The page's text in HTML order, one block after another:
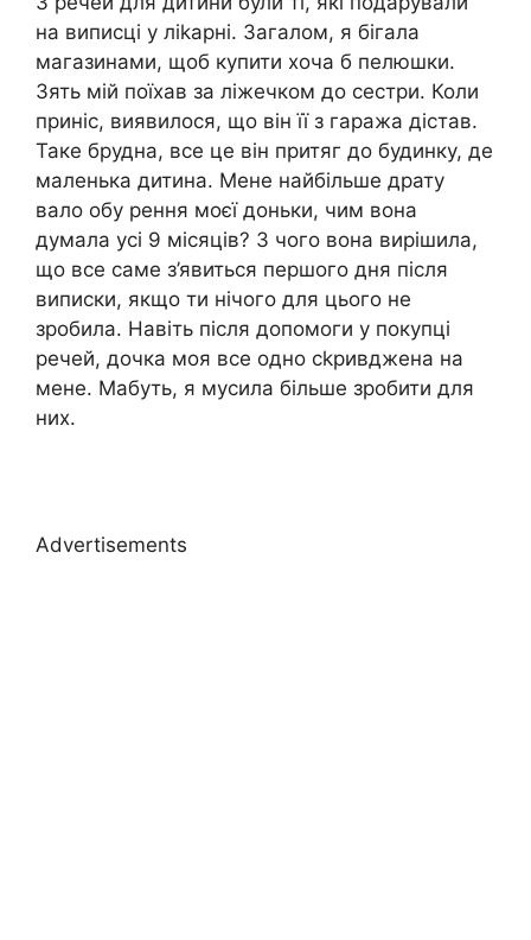
на виписці у ліkарні. Загалом, я бігала
магазинами, щоб купити хоча б пелюшки.
Зять мій поїхав за ліжечком до сестри. Коли
приніс, виявилося, що він її з гаража дістав.
Таке брудна, все це він притяг до будинку, де
маленька дитина. Мене найбільше драту
вало обу рення моєї доньки, чим вона
думала усі 9 місяців? З чого вона вирішила,
що все саме з’явиться першого дня після
виписки, якщо ти нічого для цього не
зробила. Навіть після допомоги у покупці
речей, дочка моя все одно сkривджена на
мене. Мабуть, я мусила більше зробити для
них.
Advertisements